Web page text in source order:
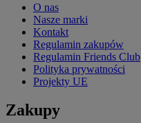
O nas
Nasze marki
Kontakt
Regulamin zakupów
Regulamin Friends Club
Polityka prywatności
Projekty UE
Zakupy